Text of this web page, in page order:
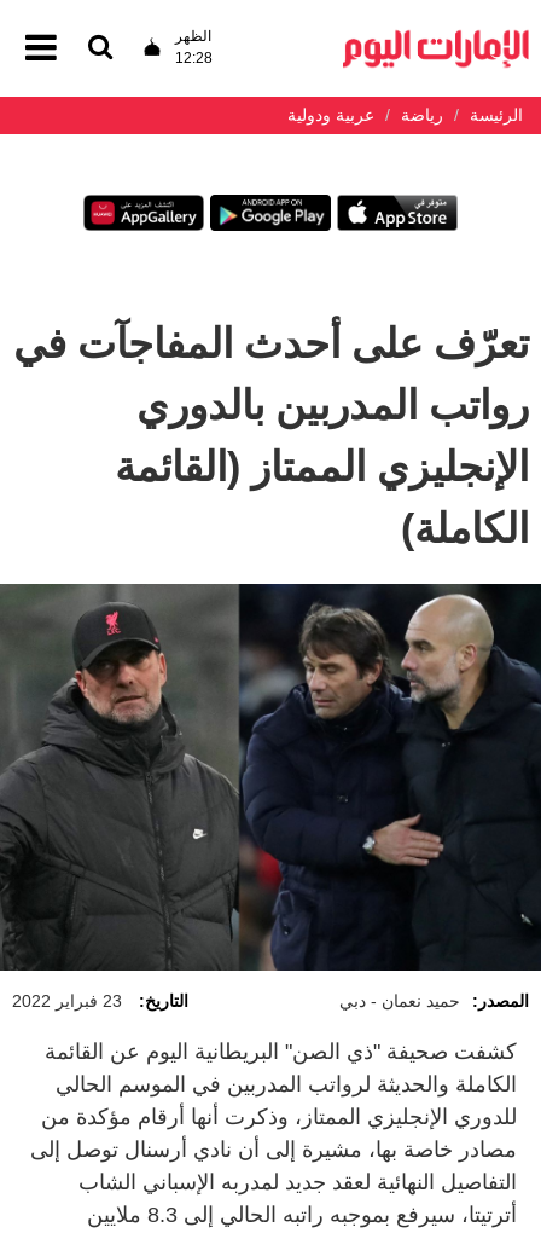
الظهر
12:28
الرئيسة رياضة عربية ودولية
تعرّف على أحدث المفاجآت في
رواتب المدربين بالدوري
الإنجليزي الممتاز (القائمة
الكاملة)
المصدر: حميد نعمان - دبي التاريخ: 23 فبراير 2022
كشفت صحيفة "ذي الصن" البريطانية اليوم عن القائمة
الكاملة والحديثة لرواتب المدربين في الموسم الحالي
للدوري الإنجليزي الممتاز، وذكرت أنها أرقام مؤكدة من
مصادر خاصة بها، مشيرة إلى أن نادي أرسنال توصل إلى
التفاصيل النهائية لعقد جديد لمدربه الإسباني الشاب
أترتيتا، سيرفع بموجبه راتبه الحالي إلى 8.3 ملايين